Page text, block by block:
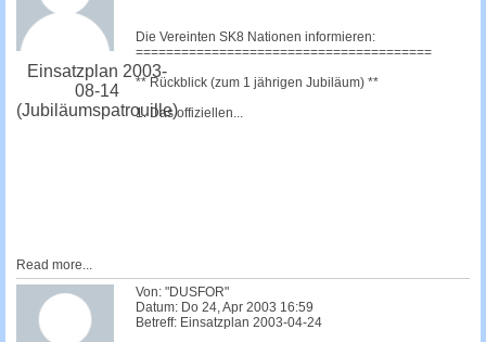
Einsatzplan 2003-
08-14
(Jubiläumspatrouille)
Die Vereinten SK8 Nationen informieren:
=======================================
** Rückblick (zum 1 jährigen Jubiläum) **
1. Das offiziellen...
Read more...
Von: "DUSFOR"
Datum: Do 24, Apr 2003 16:59
Betreff: Einsatzplan 2003-04-24